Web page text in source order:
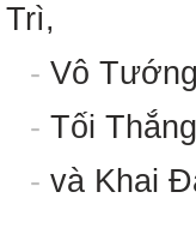
Trì,
- Vô
- Tối
- và Khai